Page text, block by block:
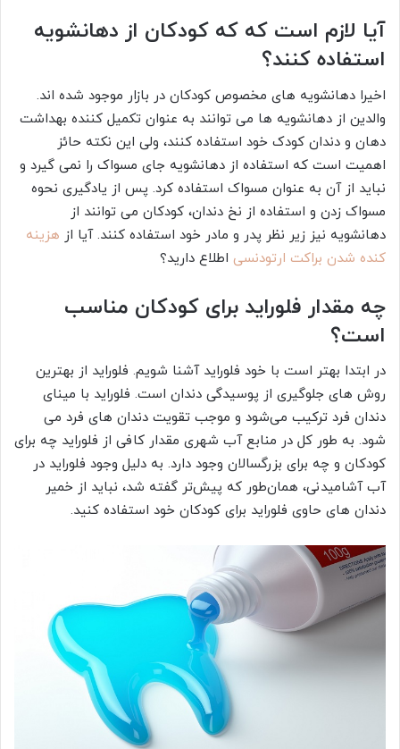
آیا لازم است که که کودکان از دهانشویه
استفاده کنند؟
اخیرا دهانشویه‌ های مخصوص کودکان در بازار موجود شده‌ اند.
والدین از دهانشویه‌ ها می‌ توانند به عنوان تکمیل کننده بهداشت
دهان و دندان کودک خود استفاده کنند، ولی این نکته حائز
اهمیت است که استفاده از دهانشویه جای مسواک را نمی‌ گیرد و
نباید از آن به عنوان مسواک استفاده کرد. پس از یادگیری نحوه
مسواک زدن و استفاده از نخ دندان، کودکان می‌ توانند از
دهانشویه نیز زیر نظر پدر و مادر خود استفاده کنند. آیا از هزینه
کنده شدن براکت ارتودنسی اطلاع دارید؟
چه مقدار فلوراید برای کودکان مناسب
است؟
در ابتدا بهتر است با خود فلوراید آشنا شویم. فلوراید از بهترین
روش‌ های جلوگیری از پوسیدگی دندان است. فلوراید با مینای
دندان فرد ترکیب می‌شود و موجب تقویت دندان‌ های فرد می‌
شود. به طور کل در منابع آب شهری مقدار کافی از فلوراید چه برای
کودکان و چه برای بزرگسالان وجود دارد. به دلیل وجود فلوراید در
آب آشامیدنی، همان‌طور که پیش‌تر گفته شد، نباید از خمیر
دندان‌ های حاوی فلوراید برای کودکان خود استفاده کنید.